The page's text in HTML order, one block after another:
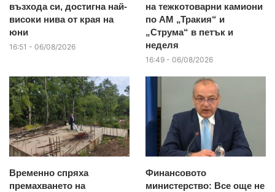
възхода си, достигна най-
високи нива от края на
юни
16:51 - 06/08/2026
на тежкотоварни камиони
по АМ „Тракия“ и
„Струма“ в петък и
неделя
16:49 - 06/08/2026
Временно спряха
премахването на
Финансовото
министерство: Все още не